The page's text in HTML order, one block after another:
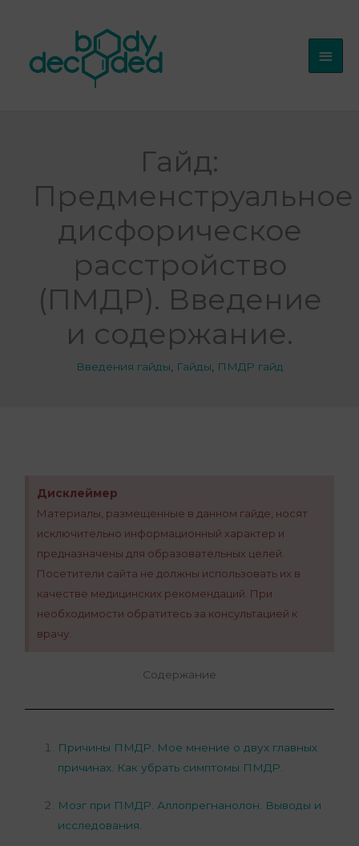
содержимому
Гайд:
Предменструальное
дисфорическое
расстройство
(ПМДР). Введение
и содержание.
Введения гайды Гайды ПМДР гайд
Дисклеймер
Материалы, размещенные в данном гайде, носят
исключительно информационный характер и
предназначены для образовательных целей.
Посетители сайта не должны использовать их в
качестве медицинских рекомендаций. При
необходимости обратитесь за консультацией к
врачу.
Содержание
Причины ПМДР. Мое мнение о двух главных
причинах. Как убрать симптомы ПМДР.
Мозг при ПМДР. Аллопрегнанолон. Выводы и
исследования.